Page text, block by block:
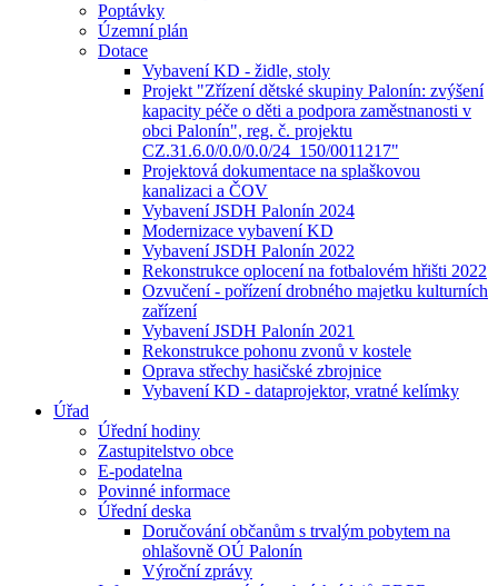
Poptávky
Územní plán
Dotace
Vybavení KD - židle, stoly
Projekt "Zřízení dětské skupiny Palonín: zvýšení
kapacity péče o děti a podpora zaměstnanosti v
obci Palonín", reg. č. projektu
CZ.31.6.0/0.0/0.0/24_150/0011217"
Projektová dokumentace na splaškovou
kanalizaci a ČOV
Vybavení JSDH Palonín 2024
Modernizace vybavení KD
Vybavení JSDH Palonín 2022
Rekonstrukce oplocení na fotbalovém hřišti 2022
Ozvučení - pořízení drobného majetku kulturních
zařízení
Vybavení JSDH Palonín 2021
Rekonstrukce pohonu zvonů v kostele
Oprava střechy hasičské zbrojnice
Vybavení KD - dataprojektor, vratné kelímky
Úřad
Úřední hodiny
Zastupitelstvo obce
E-podatelna
Povinné informace
Úřední deska
Doručování občanům s trvalým pobytem na
ohlašovně OÚ Palonín
Výroční zprávy